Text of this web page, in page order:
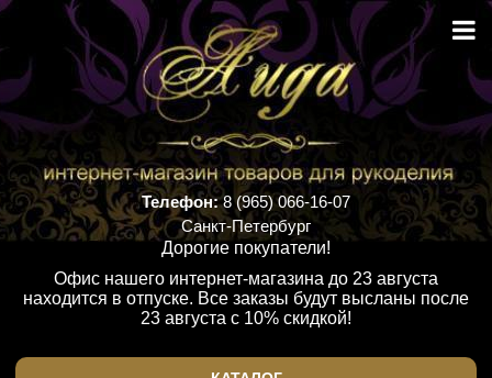
Телефон:8 (965) 066-16-07
Санкт-Петербург
Дорогие покупатели!
Офис нашего интернет-магазина до 23 августа
находится в отпуске. Все заказы будут высланы после
23 августа с 10% скидкой!